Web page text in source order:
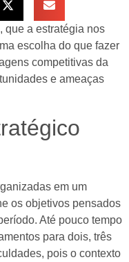
que a estratégia nos
escolha do que fazer
competitivas da
e ameaças
em um
os objetivos pensados
Até pouco tempo
para dois, três
pois o contexto